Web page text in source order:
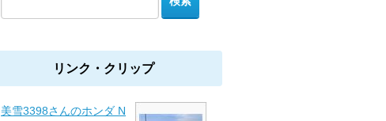
リンク・クリップ
美雪3398さんのホンダ N